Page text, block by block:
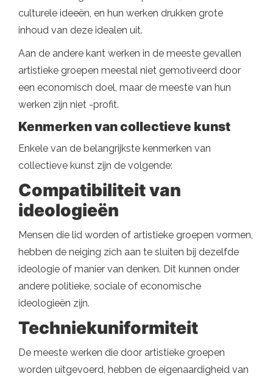
culturele ideeën, en hun werken drukken grote
inhoud van deze idealen uit.
Aan de andere kant werken in de meeste gevallen
artistieke groepen meestal niet gemotiveerd door
een economisch doel, maar de meeste van hun
werken zijn niet -profit.
Kenmerken van collectieve kunst
Enkele van de belangrijkste kenmerken van
collectieve kunst zijn de volgende:
Compatibiliteit van
ideologieën
Mensen die lid worden of artistieke groepen vormen,
hebben de neiging zich aan te sluiten bij dezelfde
ideologie of manier van denken. Dit kunnen onder
andere politieke, sociale of economische
ideologieën zijn.
Techniekuniformiteit
De meeste werken die door artistieke groepen
worden uitgevoerd, hebben de eigenaardigheid van